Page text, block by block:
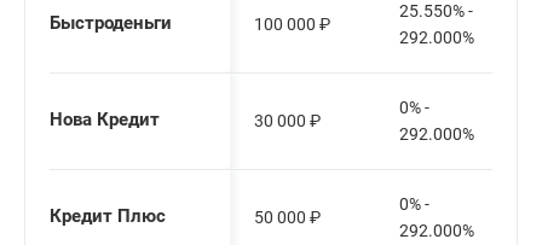
Быстроденьги 100 000 ₽
25.550% -
292.000%
Нова Кредит 30 000 ₽
0% -
292.000%
Кредит Плюс 50 000 ₽
0% -
292.000%